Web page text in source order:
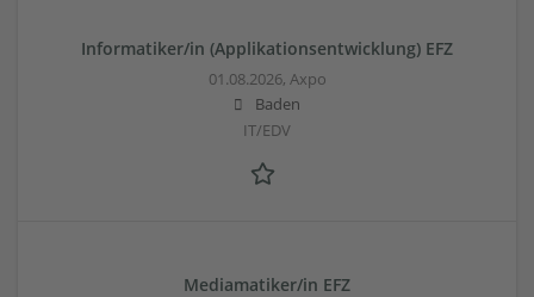
Informatiker/in (Applikationsentwicklung) EFZ
01.08.2026, Axpo
Baden
IT/EDV
Mediamatiker/in EFZ